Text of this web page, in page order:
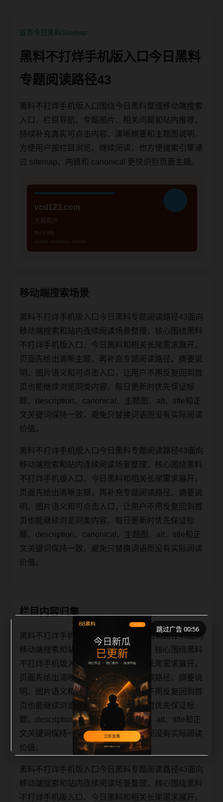
首页今日黑料Sitemap
黑料不打烊手机版入口今日黑料
专题阅读路径43
黑料不打烊手机版入口围绕今日黑料整理移动端搜索
入口、栏目导航、专题图片、相关问题和站内推荐，
持续补充真实可点击内容、清晰摘要和主题图说明，
方便用户按栏目浏览、继续阅读，也方便搜索引擎通
过 sitemap、内链和 canonical 更快识别页面主题。
移动端搜索场景
黑料不打烊手机版入口今日黑料专题阅读路径43面向
移动端搜索和站内连续阅读场景整理，核心围绕黑料
不打烊手机版入口、今日黑料和相关长尾需求展开。
页面先给出清晰主题，再补充专题阅读路径、摘要说
明、图片语义和可点击入口，让用户不用反复回到首
页也能继续浏览同类内容。每日更新时优先保证标
题、description、canonical、主题图、alt、title和正
文关键词保持一致，避免只替换词语而没有实际阅读
价值。
黑料不打烊手机版入口今日黑料专题阅读路径43面向
移动端搜索和站内连续阅读场景整理，核心围绕黑料
不打烊手机版入口、今日黑料和相关长尾需求展开。
页面先给出清晰主题，再补充专题阅读路径、摘要说
明、图片语义和可点击入口，让用户不用反复回到首
页也能继续浏览同类内容。每日更新时优先保证标
题、description、canonical、主题图、alt、title和正
文关键词保持一致，避免只替换词语而没有实际阅读
价值。
栏目内容归集
黑料不打烊手机版入口今日黑料专题阅读路径43面向
移动端搜索和站内连续阅读场景整理，核心围绕黑料
不打烊手机版入口、今日黑料和相关长尾需求展开。
页面先给出清晰主题，再补充专题阅读路径、摘要说
明、图片语义和可点击入口，让用户不用反复回到首
页也能继续浏览同类内容。每日更新时优先保证标
题、description、canonical、主题图、alt、title和正
文关键词保持一致，避免只替换词语而没有实际阅读
价值。
黑料不打烊手机版入口今日黑料专题阅读路径43面向
移动端搜索和站内连续阅读场景整理，核心围绕黑料
不打烊手机版入口、今日黑料和相关长尾需求展开。
跳过广告 00:56